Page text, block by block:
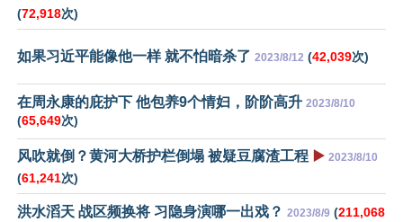
(72,918次)
如果习近平能像他一样 就不怕暗杀了 2023/8/12 (42,039次)
在周永康的庇护下 他包养9个情妇，阶阶高升 2023/8/10
(65,649次)
风吹就倒？黄河大桥护栏倒塌 被疑豆腐渣工程 ▶️ 2023/8/10
(61,241次)
洪水滔天 战区频换将 习隐身演哪一出戏？ 2023/8/9 (211,068